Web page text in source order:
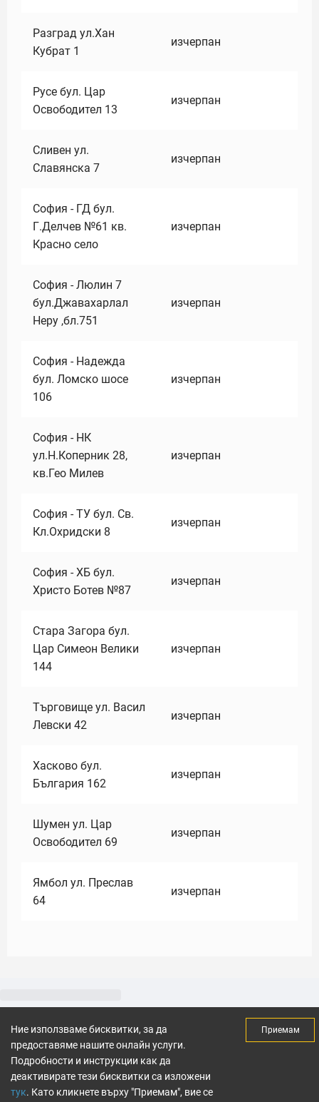
Разград ул.Хан
Кубрат 1
изчерпан
Русе бул. Цар
Освободител 13
изчерпан
Сливен ул.
Славянска 7
изчерпан
София - ГД бул.
Г.Делчев №61 кв.
Красно село
изчерпан
София - Люлин 7
бул.Джавахарлал
Неру ,бл.751
изчерпан
София - Надежда
бул. Ломско шосе
106
изчерпан
София - НК
ул.Н.Коперник 28,
кв.Гео Милев
изчерпан
София - ТУ бул. Св.
Кл.Охридски 8
изчерпан
София - ХБ бул.
Христо Ботев №87
изчерпан
Стара Загора бул.
Цар Симеон Велики
144
изчерпан
Търговище ул. Васил
Левски 42
изчерпан
Хасково бул.
България 162
изчерпан
Шумен ул. Цар
Освободител 69
изчерпан
Ямбол ул. Преслав
64
изчерпан
Ние използваме бисквитки, за да
предоставяме нашите онлайн услуги.
Подробности и инструкции как да
деактивирате тези бисквитки са изложени
тук. Като кликнете върху "Приемам", вие се
Приемам